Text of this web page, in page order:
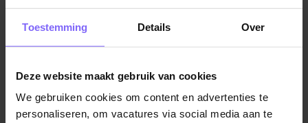
Toestemming Details Over
Deze website maakt gebruik van cookies
We gebruiken cookies om content en advertenties te
personaliseren, om vacatures via social media aan te
designs;
Define and maintain architectural standards,
patterns, and best practices for Azure integrations;